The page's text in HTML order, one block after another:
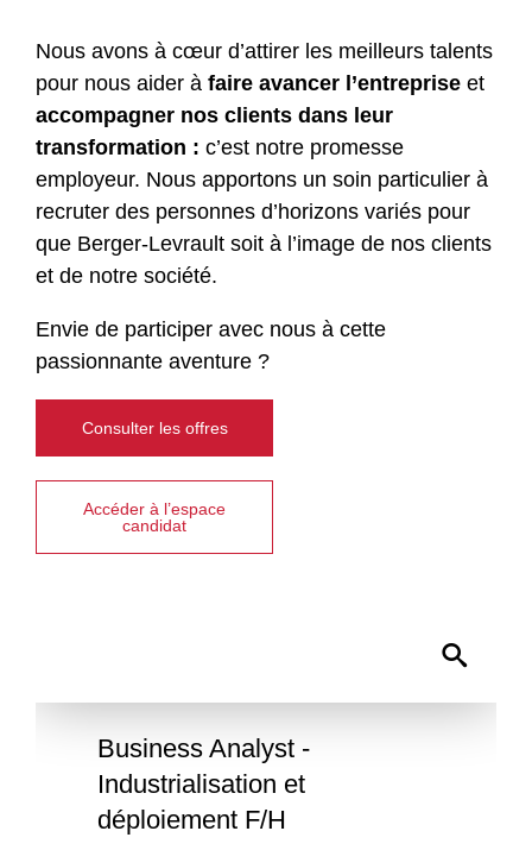
Nous avons à cœur d’attirer les meilleurs talents
pour nous aider à faire avancer l’entreprise et
accompagner nos clients dans leur
transformation : c’est notre promesse
employeur. Nous apportons un soin particulier à
recruter des personnes d’horizons variés pour
que Berger-Levrault soit à l’image de nos clients
et de notre société.
Envie de participer avec nous à cette
passionnante aventure ?
Consulter les offres
Accéder à l’espace
candidat